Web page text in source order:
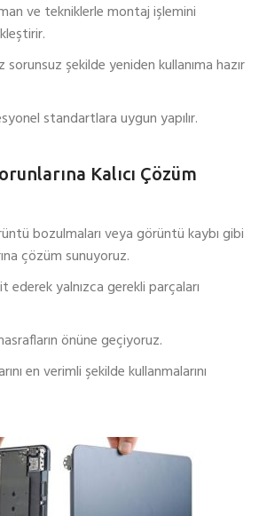
ve tekniklerle montaj işlemini
sorunsuz şekilde yeniden kullanıma hazır
standartlara uygun yapılır.
Kalıcı Çözüm
bozulmaları veya görüntü kaybı gibi
çözüm sunuyoruz.
ederek yalnızca gerekli parçaları
önüne geçiyoruz.
en verimli şekilde kullanmalarını